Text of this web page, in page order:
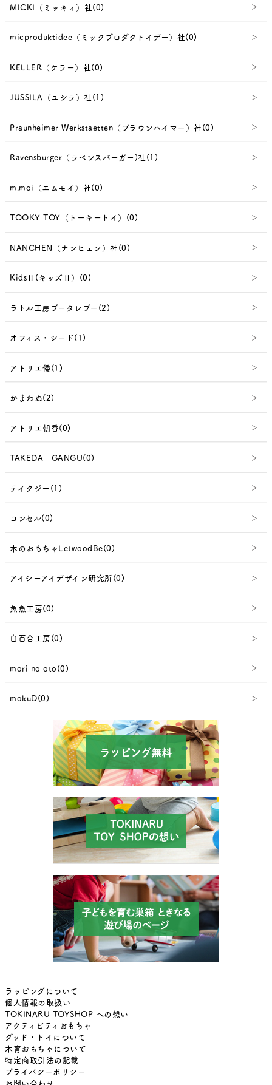
MICKI（ミッキィ）社(0)
micproduktidee（ミックプロダクトイデー）社(0)
KELLER（ケラー）社(0)
JUSSILA（ユシラ）社(1)
Praunheimer Werkstaetten（プラウンハイマー）社(0)
Ravensburger（ラベンスバーガー)社(1)
m.moi（エムモイ）社(0)
TOOKY TOY（トーキートイ）(0)
NANCHEN（ナンヒェン）社(0)
KidsⅡ(キッズⅡ）(0)
ラトル工房ブータレブー(2)
オフィス・シード(1)
アトリエ倭(1)
かまわぬ(2)
アトリエ朝香(0)
TAKEDA GANGU(0)
テイクジー(1)
コンセル(0)
木のおもちゃLetwoodBe(0)
アイシーアイデザイン研究所(0)
魚魚工房(0)
白百合工房(0)
mori no oto(0)
mokuD(0)
ラッピングについて
個人情報の取扱い
TOKINARU TOYSHOP への想い
アクティビティおもちゃ
グッド・トイについて
木育おもちゃについて
特定商取引法の記載
プライバシーポリシー
お問い合わせ